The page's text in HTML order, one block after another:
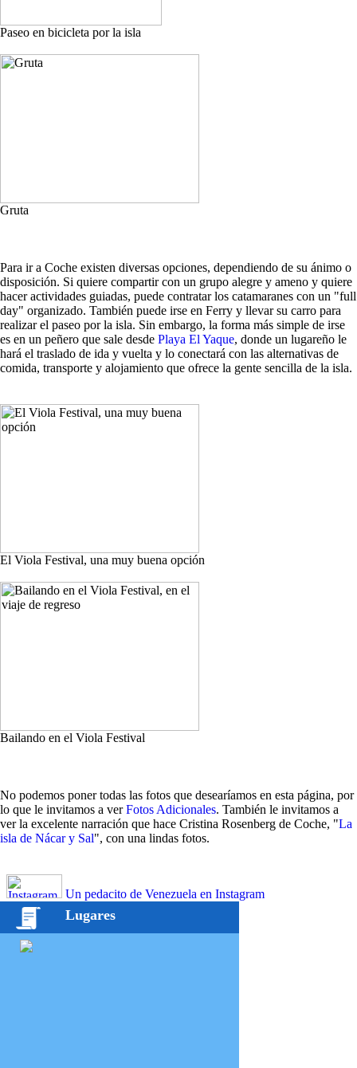
Paseo en bicicleta por la isla
Gruta
Para ir a Coche existen diversas opciones, dependiendo de su ánimo o
disposición. Si quiere compartir con un grupo alegre y ameno y quiere
hacer actividades guiadas, puede contratar los catamaranes con un "full
day" organizado. También puede irse en Ferry y llevar su carro para
realizar el paseo por la isla. Sin embargo, la forma más simple de irse
es en un peñero que sale desde Playa El Yaque, donde un lugareño le
hará el traslado de ida y vuelta y lo conectará con las alternativas de
comida, transporte y alojamiento que ofrece la gente sencilla de la isla.
El Viola Festival, una muy buena opción
Bailando en el Viola Festival
No podemos poner todas las fotos que desearíamos en esta página, por
lo que le invitamos a verFotos Adicionales. También le invitamos a
ver la excelente narración que hace Cristina Rosenberg de Coche, "La
isla de Nácar y Sal", con una lindas fotos.
Un pedacito de Venezuela en Instagram
Lugares